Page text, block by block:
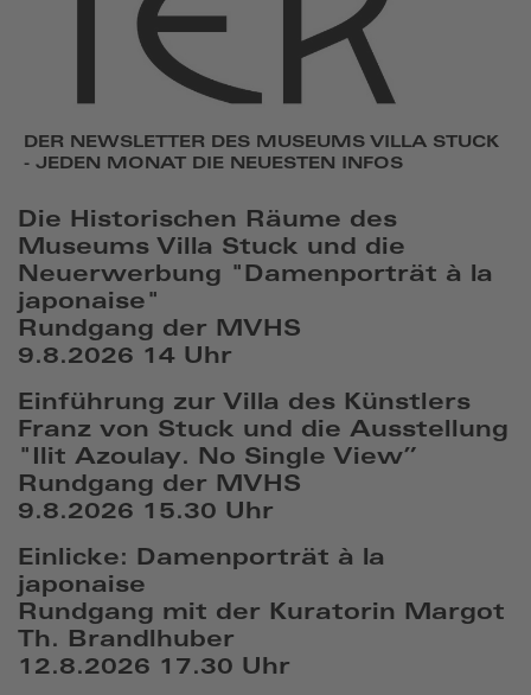
DER NEWSLETTER DES MUSEUMS VILLA STUCK
- JEDEN MONAT DIE NEUESTEN INFOS
Die Historischen Räume des
Museums Villa Stuck und die
Neuerwerbung "Damenporträt à la
japonaise"
Rundgang der MVHS
9.8.2026 14 Uhr
Einführung zur Villa des Künstlers
Franz von Stuck und die Ausstellung
"Ilit Azoulay. No Single View”
Rundgang der MVHS
9.8.2026 15.30 Uhr
Einlicke: Damenporträt à la
japonaise
Rundgang mit der Kuratorin Margot
Th. Brandlhuber
12.8.2026 17.30 Uhr